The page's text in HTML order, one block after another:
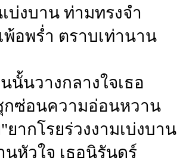
บ่งบาน ท่ามทรงจำ
อพร่ำ ตราบเท่านาน
นั้นวางกลางใจเธอ
กซ่อนความอ่อนหวาน
ากโรยร่วงงามเบ่งบาน
หัวใจ เธอนิรันดร์